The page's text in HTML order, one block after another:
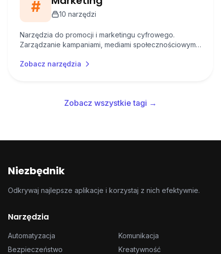
# 10 narzędzi
Narzędzia do promocji i marketingu cyfrowego.
Zarządzanie kampaniami, mediami społecznościowymi i
Zobacz narzędzia
Zobacz wszystkie tagi →
Niezbędnik
Odkrywaj najlepsze aplikacje i korzystaj z nich efektywnie.
Narzędzia
Automatyzacja
Bezpieczeństwo
Komunikacja
Kreatywność